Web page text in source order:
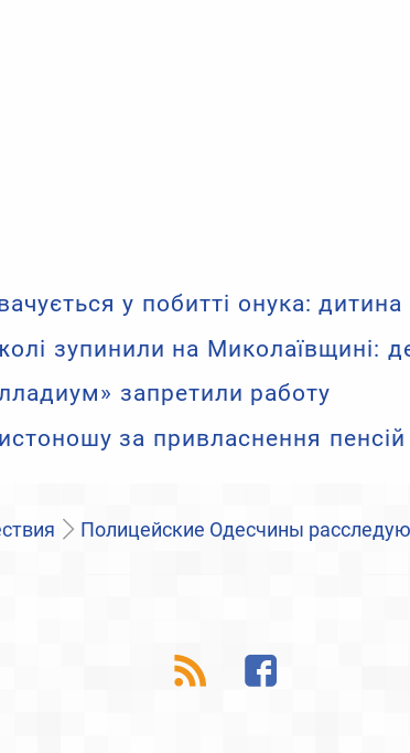
у побитті онука: дитина
зупинили на Миколаївщині:
запретили работу
за привласнення
Полицейские Одесчины